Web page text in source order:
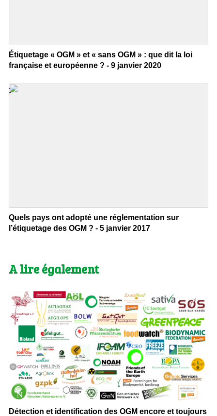
Étiquetage « OGM » et « sans OGM » : que dit la loi
française et européenne ? - 9 janvier 2020
>
Quels pays ont adopté une réglementation sur
l’étiquetage des OGM ? - 5 janvier 2017
A lire également
Détection et identification des OGM encore et toujours